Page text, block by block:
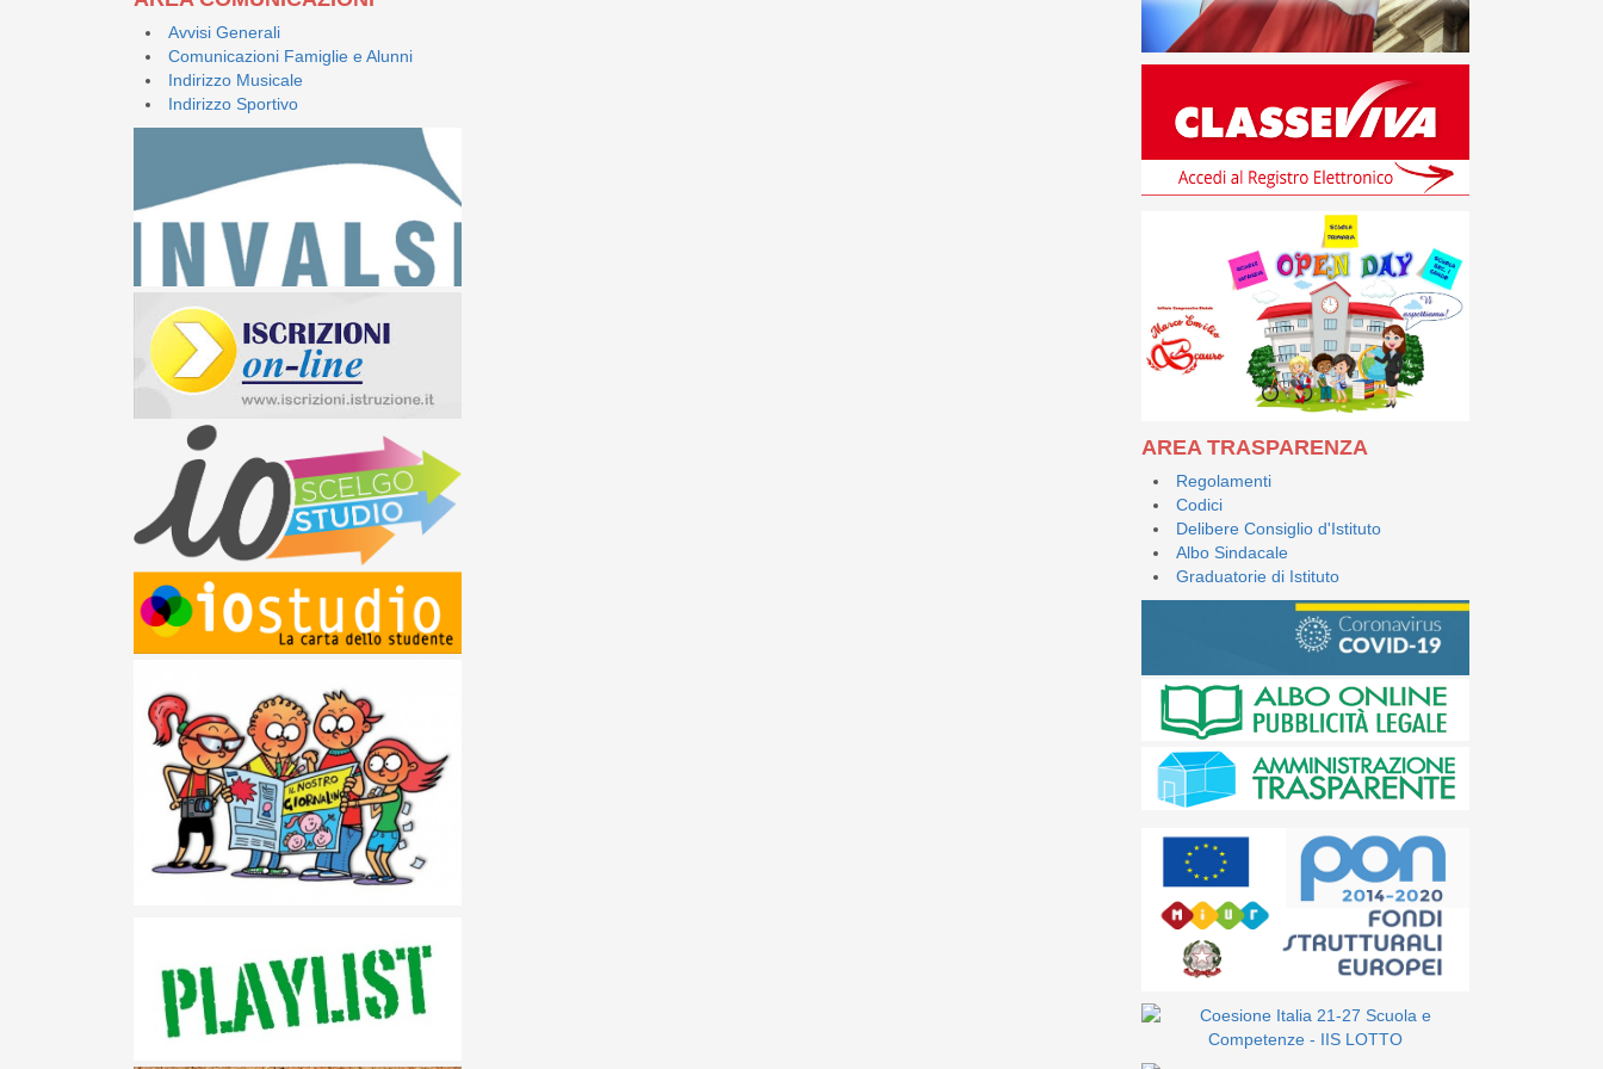
Avvisi Generali
Comunicazioni Famiglie e Alunni
Indirizzo Musicale
Indirizzo Sportivo
AREA TRASPARENZA
Regolamenti
Codici
Delibere Consiglio d'Istituto
Albo Sindacale
Graduatorie di Istituto